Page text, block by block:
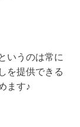
いうのは常に
を提供できる
ます♪